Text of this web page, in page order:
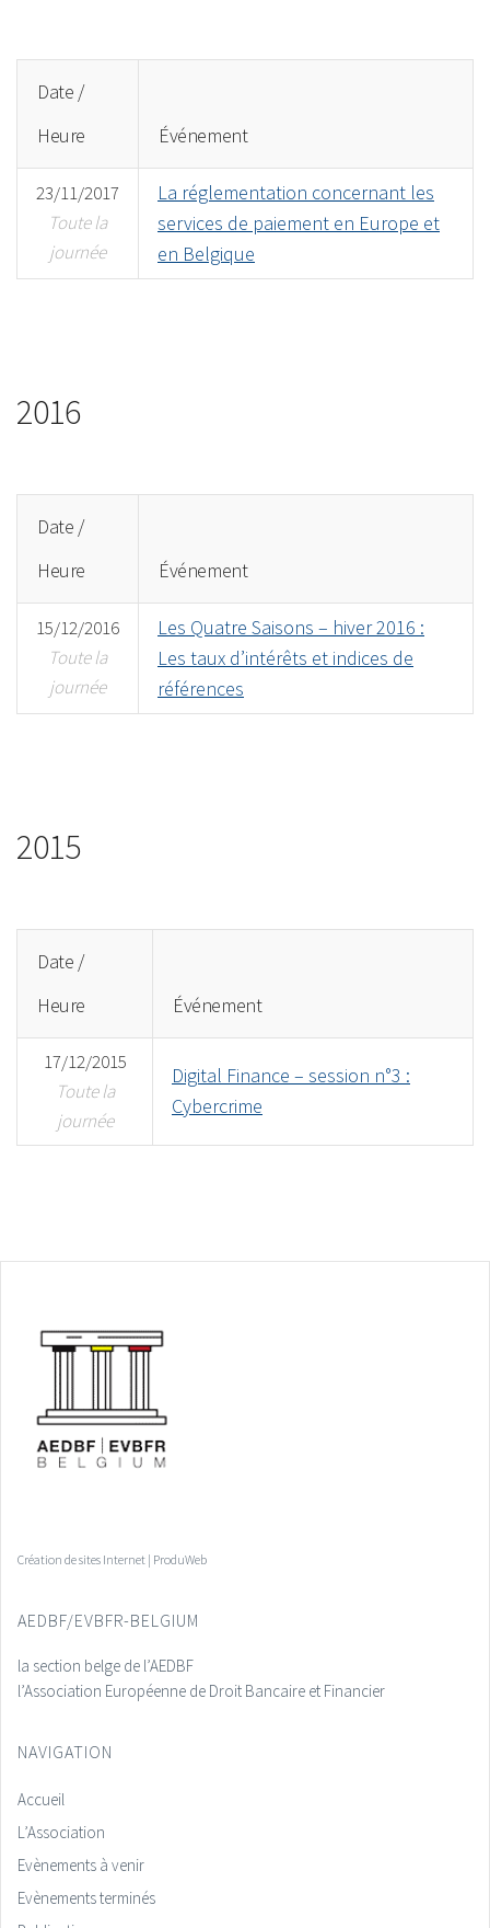
Date /
Heure
Événement
23/11/2017
Toute la
journée
La réglementation concernant les
services de paiement en Europe et
en Belgique
2016
Date /
Heure
Événement
15/12/2016
Toute la
journée
Les Quatre Saisons – hiver 2016 :
Les taux d’intérêts et indices de
références
2015
Date /
Heure
Événement
17/12/2015
Toute la
journée
Digital Finance – session n°3 :
Cybercrime
Création de sites Internet | ProduWeb
AEDBF/EVBFR-BELGIUM
la section belge de l’AEDBF
l’Association Européenne de Droit Bancaire et Financier
NAVIGATION
Accueil
L’Association
Evènements à venir
Evènements terminés